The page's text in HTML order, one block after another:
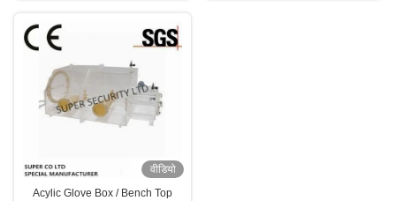
वीडियो
Acylic Glove Box / Bench Top